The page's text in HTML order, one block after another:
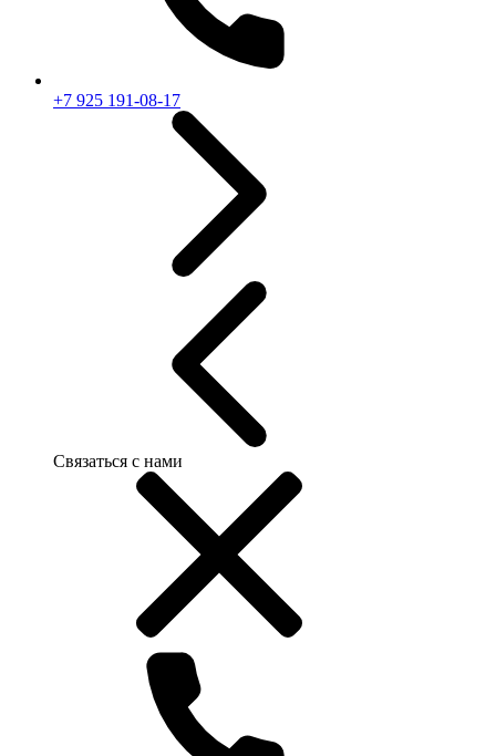
+7 925 191-08-17
Связаться с нами